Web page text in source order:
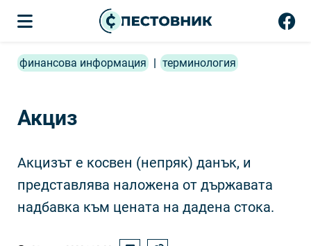
финансова информация | терминология
Акциз
Акцизът е косвен (непряк) данък, и
представлява наложена от държавата
надбавка към цената на дадена стока.